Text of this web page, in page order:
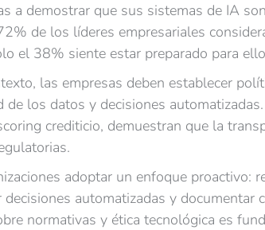
a demostrar que sus sistemas de IA
de los líderes empresariales
el 38% siente estar preparado para
las empresas deben establecer
de los datos y decisiones
crediticio, demuestran que la
adoptar un enfoque
decisiones automatizadas y
normativas y ética tecnológica es